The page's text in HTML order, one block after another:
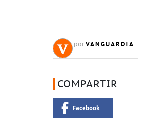
por VANGUARDIA
COMPARTIR
Facebook